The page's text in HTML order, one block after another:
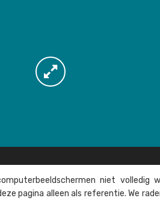
niet volledig
pagina alleen als referentie. We